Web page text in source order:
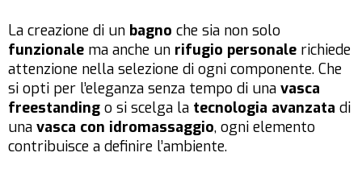
La creazione di un bagno che sia non solo
funzionale ma anche un rifugio personale richiede
attenzione nella selezione di ogni componente. Che
si opti per l’eleganza senza tempo di una vasca
freestanding o si scelga la tecnologia avanzata di
una vasca con idromassaggio, ogni elemento
contribuisce a definire l’ambiente.